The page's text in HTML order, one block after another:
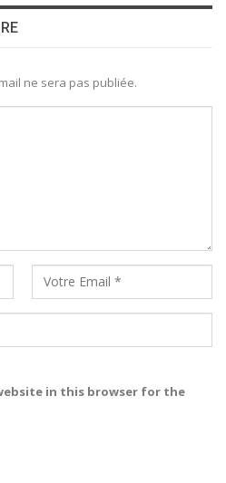
ne sera pas publiée.
in this browser for the